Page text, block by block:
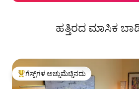
ಹತ್ತಿರದ ಮಾಸಿಕ
ಗೆಸ್ಟ್‌ಗಳಿಗೆ ಅತಿ ಹೆಚ್ಚು ಅಚ್ಚುಮೆಚ್ಚಿನದು
ಗೆಸ್ಟ್‌ಗಳ ಅಚ್ಚುಮೆಚ್ಚಿನದು